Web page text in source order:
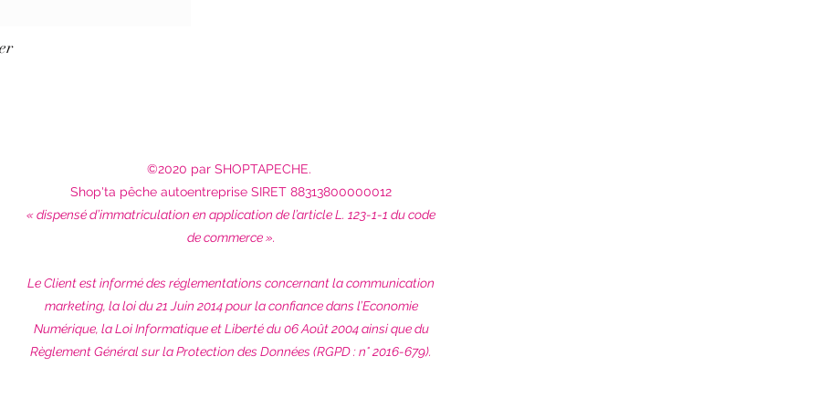
©2020 par SHOPTAPECHE.
Shop'ta pêche autoentreprise SIRET 88313800000012
« dispensé d’immatriculation en application de l’article L. 123-1-1 du code
de commerce ».
Le Client est informé des réglementations concernant la communication
marketing, la loi du 21 Juin 2014 pour la confiance dans l’Economie
Numérique, la Loi Informatique et Liberté du 06 Août 2004 ainsi que du
Règlement Général sur la Protection des Données (RGPD : n° 2016-679).